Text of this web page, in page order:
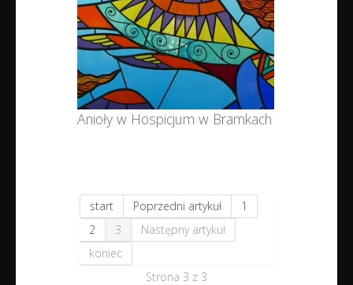
Anioły w Hospicjum w Bramkach
start Poprzedni artykuł
1
2
3
Następny artykuł
koniec
Strona 3 z 3